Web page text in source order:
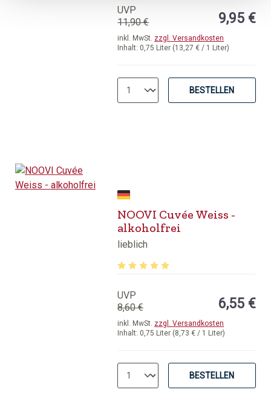
Inhalt: 0,75 Liter (13,27 € / 1 Liter)
inkl. MwSt. zzgl. Versandkosten
UVP
11,90 €
9,95 €
BESTELLEN
NOOVI Cuvée Weiss -
alkoholfrei
lieblich
Inhalt: 0,75 Liter (8,73 € / 1 Liter)
inkl. MwSt. zzgl. Versandkosten
UVP
8,60 €
6,55 €
BESTELLEN